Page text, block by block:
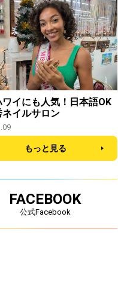
ワイにも人気！日本語OK
イルサロン
もっと見る
FACEBOOK
公式Facebook